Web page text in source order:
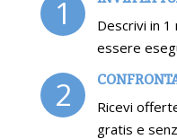
1
Descrivi in
essere
2
Ricevi
gratis e